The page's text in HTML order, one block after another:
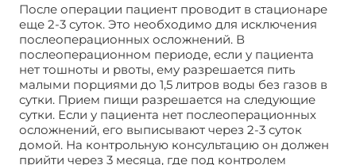
После операции пациент проводит в стационаре
еще 2-3 суток. Это необходимо для исключения
послеоперационных осложнений. В
послеоперационном периоде, если у пациента
нет тошноты и рвоты, ему разрешается пить
малыми порциями до 1,5 литров воды без газов в
сутки. Прием пищи разрешается на следующие
сутки. Если у пациента нет послеоперационных
осложнений, его выписывают через 2-3 суток
домой. На контрольную консультацию он должен
прийти через 3 месяца, где под контролем